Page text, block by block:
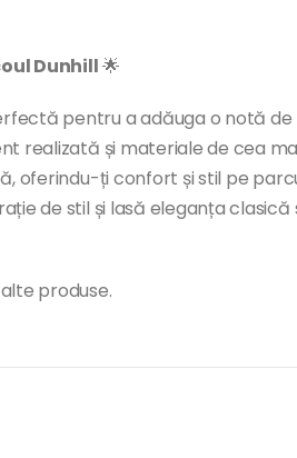
Dunhill🌟
pentru a adăuga o notă de
realizată și materiale de cea
oferindu-ți confort și stil pe
de stil și lasă eleganța clasică
produse.